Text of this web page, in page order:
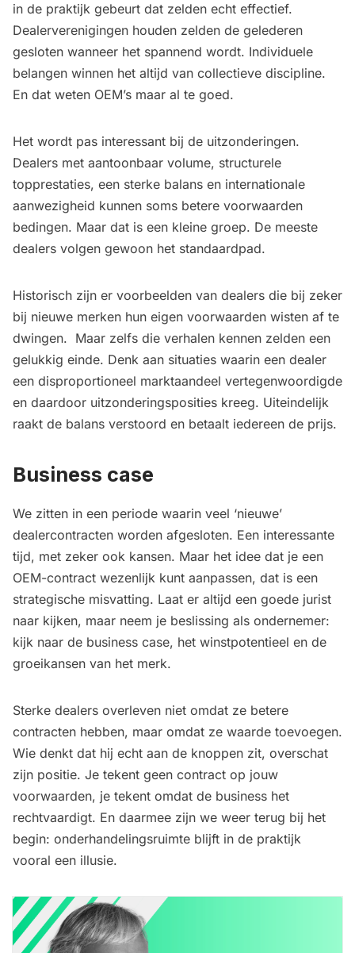
in de praktijk gebeurt dat zelden echt effectief.
Dealerverenigingen houden zelden de gelederen
gesloten wanneer het spannend wordt. Individuele
belangen winnen het altijd van collectieve discipline.
En dat weten OEM’s maar al te goed.
Het wordt pas interessant bij de uitzonderingen.
Dealers met aantoonbaar volume, structurele
topprestaties, een sterke balans en internationale
aanwezigheid kunnen soms betere voorwaarden
bedingen. Maar dat is een kleine groep. De meeste
dealers volgen gewoon het standaardpad.
Historisch zijn er voorbeelden van dealers die bij zeker
bij nieuwe merken hun eigen voorwaarden wisten af te
dwingen. Maar zelfs die verhalen kennen zelden een
gelukkig einde. Denk aan situaties waarin een dealer
een disproportioneel marktaandeel vertegenwoordigde
en daardoor uitzonderingsposities kreeg. Uiteindelijk
raakt de balans verstoord en betaalt iedereen de prijs.
Business case
We zitten in een periode waarin veel ‘nieuwe’
dealercontracten worden afgesloten. Een interessante
tijd, met zeker ook kansen. Maar het idee dat je een
OEM-contract wezenlijk kunt aanpassen, dat is een
strategische misvatting. Laat er altijd een goede jurist
naar kijken, maar neem je beslissing als ondernemer:
kijk naar de business case, het winstpotentieel en de
groeikansen van het merk.
Sterke dealers overleven niet omdat ze betere
contracten hebben, maar omdat ze waarde toevoegen.
Wie denkt dat hij echt aan de knoppen zit, overschat
zijn positie. Je tekent geen contract op jouw
voorwaarden, je tekent omdat de business het
rechtvaardigt. En daarmee zijn we weer terug bij het
begin: onderhandelingsruimte blijft in de praktijk
vooral een illusie.